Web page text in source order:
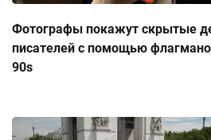
Фотографы покажут скрытые
писателей с помощью
90s